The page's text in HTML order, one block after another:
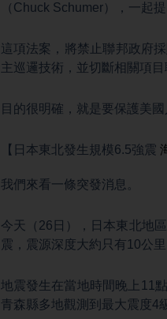
（Chuck Schumer），一起
這項法案，將禁止聯邦政府
主巡邏技術，並切斷相關項目
目的很明確，就是要保護美國
【日本東北發生規模6.5強震
我們來看一條突發消息。
今天（26日），日本東北地
震，震源深度大約只有10公里
地震發生在當地時間晚上11
青森縣多地觀測到最大震度4